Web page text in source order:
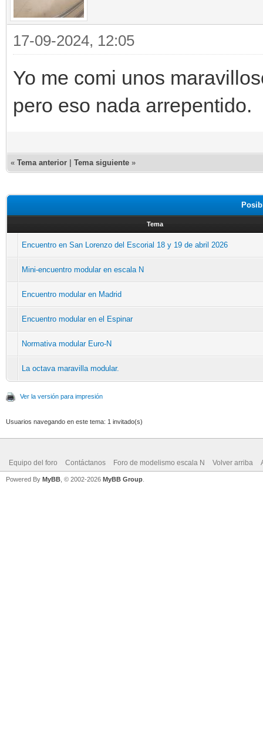
17-09-2024, 12:05
Yo me comi unos
pero eso nada arrepentido.
« Tema anterior | Tema siguiente »
Tema
Encuentro en San Lorenzo del Escorial 18 y 19 de abril 2026
Mini-encuentro modular en escala N
Encuentro modular en Madrid
Encuentro modular en el Espinar
Normativa modular Euro-N
La octava maravilla modular.
Ver la versión para impresión
Usuarios navegando en este tema: 1 invitado(s)
Equipo del foro Contáctanos Foro de modelismo escala N Volver arriba
Powered By MyBB , © 2002-2026 MyBB Group